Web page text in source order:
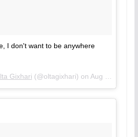
I don't want to be anywhere
Gixhari (@oltagixhari) on Aug 15, 2018 at 9:23am PDT